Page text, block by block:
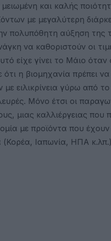
και καλής
με μεγαλύτερη
πολυπόθητη αύξηση
να καθοριστούν οι
είχε γίνει το Μάιο
η βιομηχανία πρέπει
ειλικρίνεια γύρω από
Μόνο έτσι οι
μιας καλλιέργειας που
με προϊόντα που
Ιαπωνία, ΗΠΑ κ.λπ.)